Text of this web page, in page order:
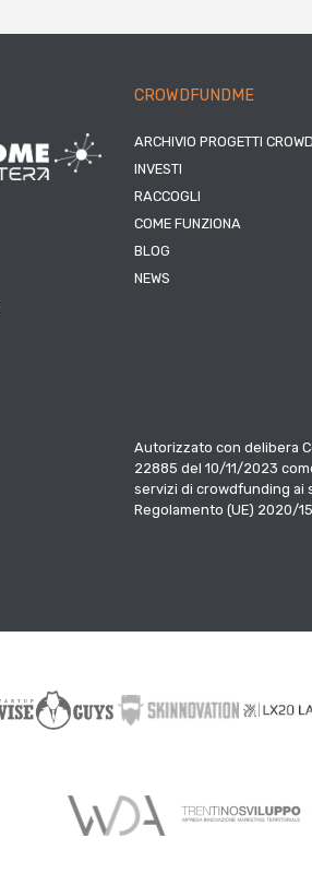
CROWDFUNDME
ARCHIVIO PROGETTI
INVESTI
RACCOGLI
COME FUNZIONA
BLOG
NEWS
Autorizzato con delibera
22885 del 10/11/2023
servizi di crowdfunding ai
Regolamento (UE) 2020/